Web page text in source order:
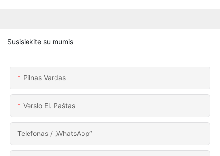
Susisiekite su mumis
Pilnas Vardas
Verslo El. Paštas
Telefonas / „WhatsApp“